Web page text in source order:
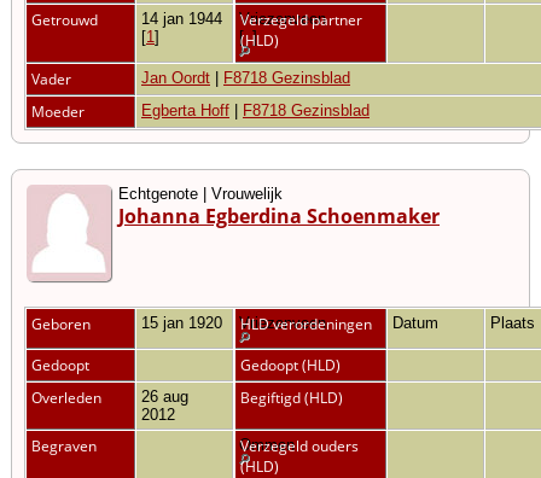
Getrouwd
14 jan 1944
[1 ]
Vriezenveen
[1]
Verzegeld partner
(HLD)
Vader
Jan Oordt F8718 Gezinsblad
Moeder Egberta Hoff F8718 Gezinsblad
Echtgenote | Vrouwelijk
Johanna Egberdina Schoenmaker
Geboren 15 jan 1920 Vriezenveen
HLD verordeningen Datum Plaats
Gedoopt
Gedoopt (HLD)
Overleden
26 aug
2012
Begiftigd (HLD)
Begraven Ommen
Verzegeld ouders
(HLD)